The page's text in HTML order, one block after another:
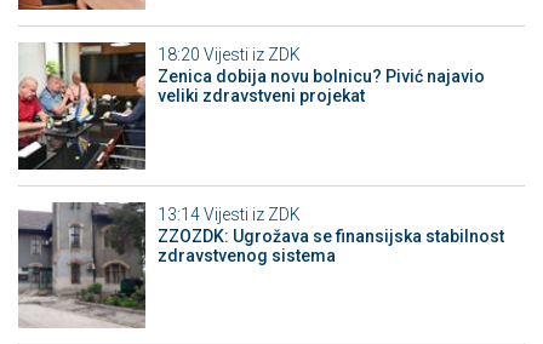
18:20 Vijesti iz ZDK
Zenica dobija novu bolnicu? Pivić najavio
veliki zdravstveni projekat
13:14Vijesti iz ZDK
ZZOZDK: Ugrožava se finansijska stabilnost
zdravstvenog sistema